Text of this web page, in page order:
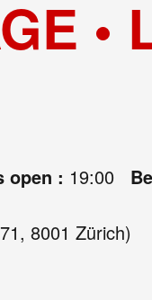
•
open : 19:00
8001 Zürich)